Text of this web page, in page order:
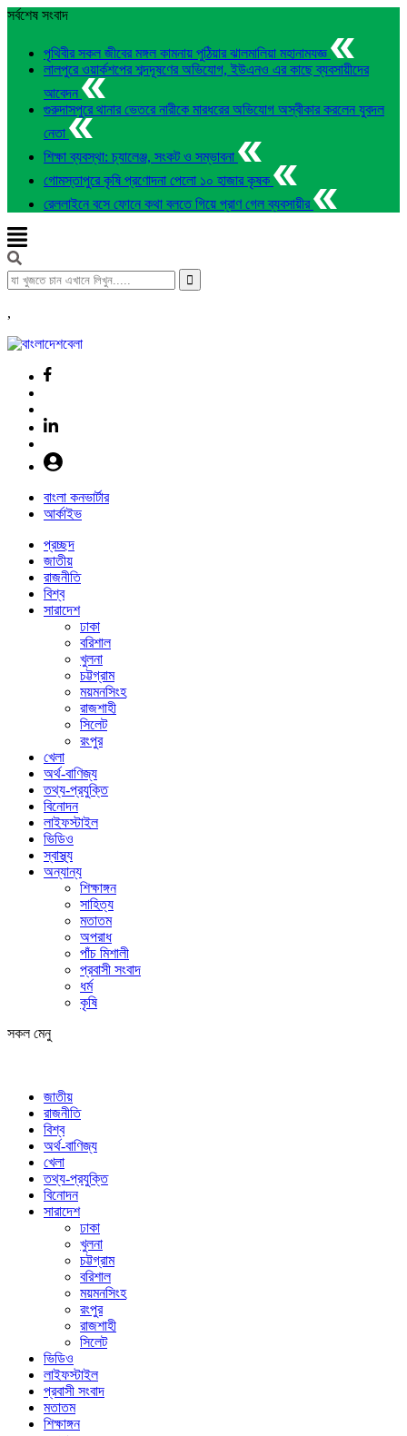
সর্বশেষ সংবাদ
পৃথিবীর সকল জীবের মঙ্গল কামনায় পুঠিয়ার ঝালমালিয়া মহানামযজ্ঞ
লালপুরে ওয়ার্কশপের শব্দদূষণের অভিযোগ, ইউএনও এর কাছে ব্যবসায়ীদের
আবেদন
গুরুদাসপুরে থানার ভেতরে নারীকে মারধরের অভিযোগ অস্বীকার করলেন যুবদল
নেতা
শিক্ষা ব্যবস্থা: চ্যালেঞ্জ, সংকট ও সম্ভাবনা
গোমস্তাপুরে কৃষি প্রণোদনা পেলো ১০ হাজার কৃষক
রেললাইনে বসে ফোনে কথা বলতে গিয়ে প্রাণ গেল ব্যবসায়ীর
,
বাংলা কনভার্টার
আর্কাইভ
প্রচ্ছদ
জাতীয়
রাজনীতি
বিশ্ব
সারাদেশ
ঢাকা
বরিশাল
খুলনা
চট্টগ্রাম
ময়মনসিংহ
রাজশাহী
সিলেট
রংপুর
খেলা
অর্থ-বাণিজ্য
তথ্য-প্রযুক্তি
বিনোদন
লাইফস্টাইল
ভিডিও
স্বাস্থ্য
অন্যান্য
শিক্ষাঙ্গন
সাহিত্য
মতাতম
অপরাধ
পাঁচ মিশালী
প্রবাসী সংবাদ
ধর্ম
কৃষি
সকল মেনু
জাতীয়
রাজনীতি
বিশ্ব
অর্থ-বাণিজ্য
খেলা
তথ্য-প্রযুক্তি
বিনোদন
সারাদেশ
ঢাকা
খুলনা
চট্টগ্রাম
বরিশাল
ময়মনসিংহ
রংপুর
রাজশাহী
সিলেট
ভিডিও
লাইফস্টাইল
প্রবাসী সংবাদ
মতাতম
শিক্ষাঙ্গন